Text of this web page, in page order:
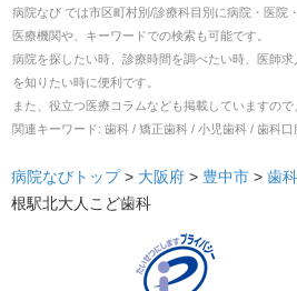
病院なび では市区町村別/診療科目別に病院・医院
医療機関や、キーワードでの検索も可能です。
病院を探したい時、診療時間を調べたい時、医師
を知りたい時に便利です。
また、役立つ医療コラムなども掲載していますので
関連キーワード: 歯科 / 矯正歯科 / 小児歯科 / 歯科
病院なびトップ > 大阪府 > 豊中市 > 歯科
根駅北大人こど歯科